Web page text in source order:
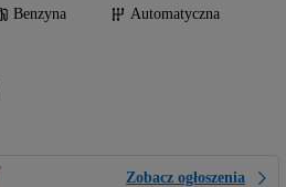
Benzyna
Automatyczna
Zobacz ogłoszenia